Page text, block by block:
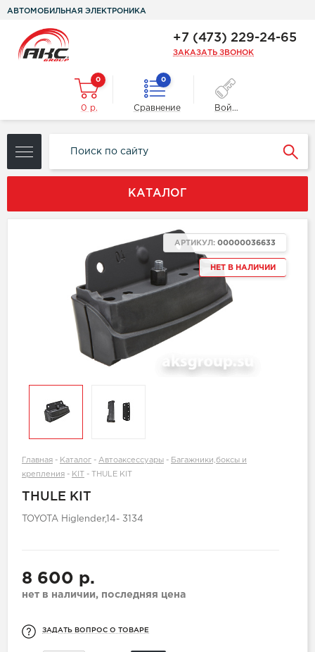
АВТОМОБИЛЬНАЯ ЭЛЕКТРОНИКА
+7 (473) 229-24-65
ЗАКАЗАТЬ ЗВОНОК
0
0 р.
0
Сравнение Войти
КАТАЛОГ
НЕТ В НАЛИЧИИ
АРТИКУЛ: 00000036633
Главная - Каталог - Автоаксессуары - Багажники,боксы и
крепления - KIT - THULE KIT
THULE KIT
TOYOTA Higlender,14- 3134
8 600 р.
нет в наличии, последняя цена
ЗАДАТЬ ВОПРОС О ТОВАРЕ